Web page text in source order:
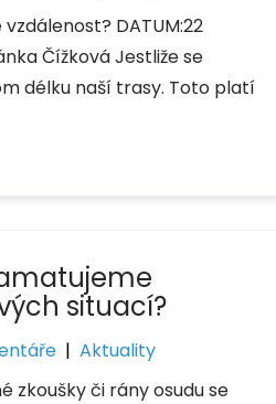
DATUM:22
Čížková Jestliže se
délku naší trasy. Toto platí
situací?
|Aktuality
zkoušky či rány osudu se